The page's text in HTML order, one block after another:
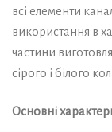
всі елементи
використання в
частини
сірого і білого
Основні